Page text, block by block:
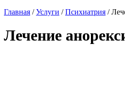
Главная /Услуги /Психиатрия /
Лечение